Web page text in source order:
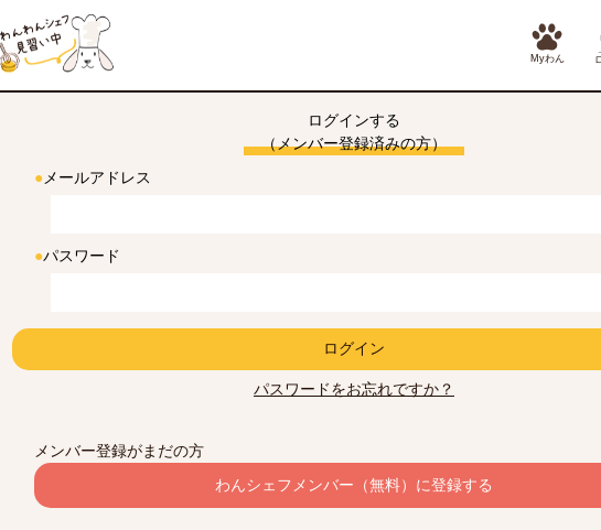
Myわん
ログインする
（メンバー登録済みの方）
● メールアドレス
●パスワード
ログイン
パスワードをお忘れですか？
メンバー登録がまだの方
わんシェフメンバー（無料）に登録する